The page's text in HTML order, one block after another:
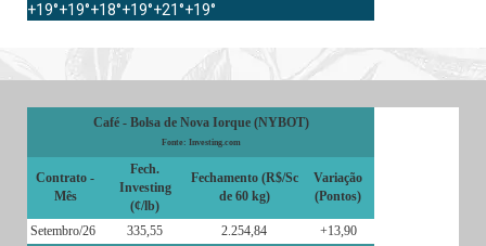
+19°+19°+18°+19°+21°+19°
Café - Bolsa de Nova Iorque (NYBOT)
Fonte: Investing.com
Contrato -
Mês
Fech.
Investing
(¢/lb)
Fechamento (R$/Sc
de 60 kg)
Variação
(Pontos)
Setembro/26 335,55 2.254,84
+13,90